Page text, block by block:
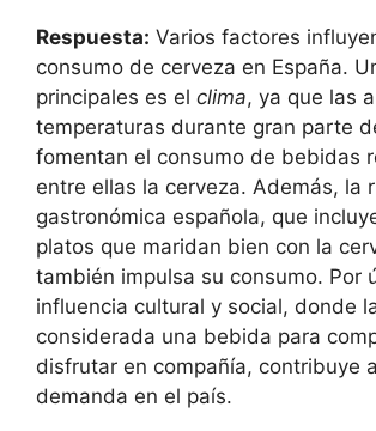
Respuesta: Varios factores
consumo de cerveza en España.
principales es el clima, ya que las
temperaturas durante gran parte
fomentan el consumo de bebidas
entre ellas la cerveza. Además, la
gastronómica española, que
platos que maridan bien con la
también impulsa su consumo. Por
influencia cultural y social, donde
considerada una bebida para
disfrutar en compañía, contribuye
demanda en el país.